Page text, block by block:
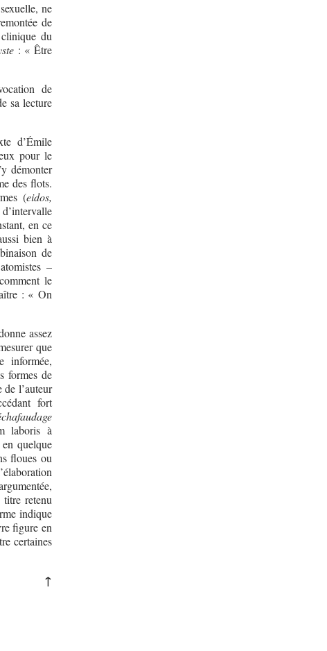
ne
de
du
: « Être
de
sa lecture
d’Émile
pour le
démonter
des flots.
(eidos,
en ce
bien à
de
–
le
: « On
assez
que
informée,
formes de
de l’auteur
fort
laboris à
quelque
floues ou
retenu
indique
figure en
certaines
↑